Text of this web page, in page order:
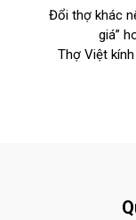
Đổi thợ khác
giá”
Thợ Việt